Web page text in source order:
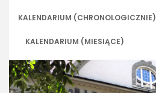
KALENDARIUM (CHRONOLOGICZNIE)
KALENDARIUM (MIESIĄCE)